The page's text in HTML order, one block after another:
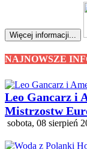
Więcej informacji...
NAJNOWSZE
Leo Gancarz i
Mistrzostw
sobota, 08 sierpień